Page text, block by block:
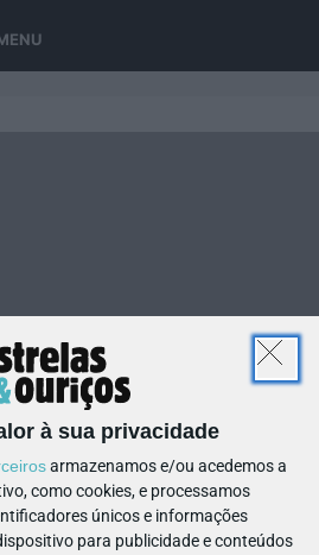
à sua privacidade
armazenamos e/ou acedemos a
como cookies, e processamos
únicos e informações
para publicidade e conteúdos